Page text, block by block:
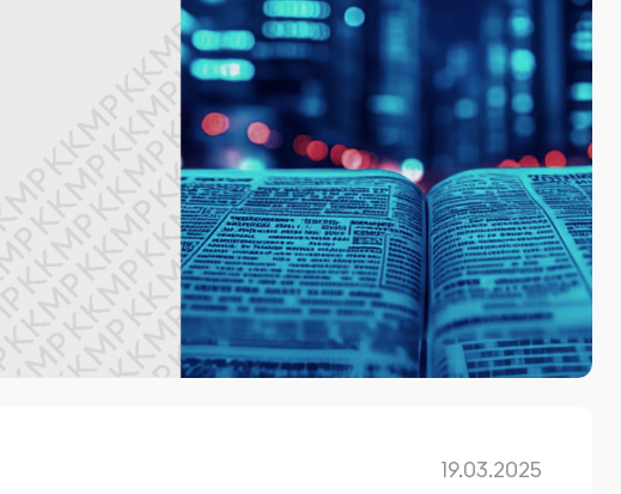
19.03.2025